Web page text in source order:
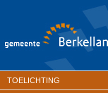
TOELICHTING